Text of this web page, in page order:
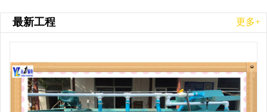
最新工程 更多+